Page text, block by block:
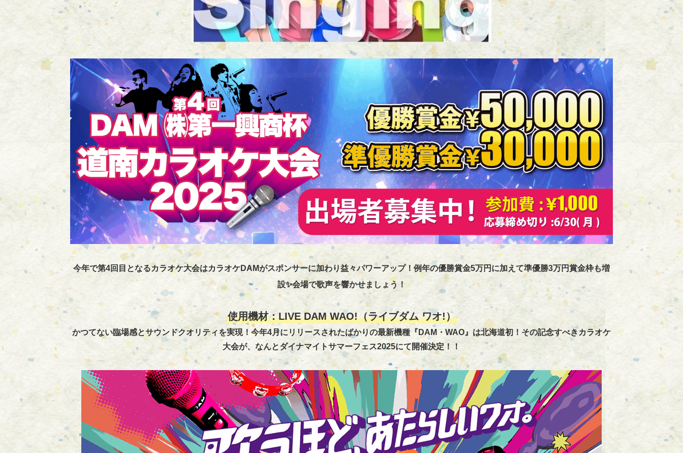
今年で第4回目となるカラオケ大会はカラオケDAMがスポンサーに加わり益々パワーアップ！例年の優勝賞金5万円に加えて準優勝3万円賞金枠も増
設✨会場で歌声を響かせましょう！
使用機材：LIVE DAM WAO!（ライブダム ワオ!）
かつてない臨場感とサウンドクオリティを実現！今年4月にリリースされたばかりの最新機種『DAM・WAO』は北海道初！その記念すべきカラオケ
大会が、なんとダイナマイトサマーフェス2025にて開催決定！！